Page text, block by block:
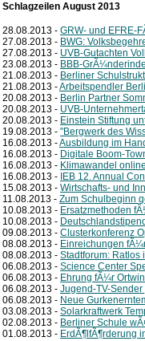
Schlagzeilen August 2013
28.08.2013 - GRW- und EFRE-
27.08.2013 - BWG:
27.08.2013 - UVB-Gutachten
23.08.2013 - BBB-
21.08.2013 - Berliner
21.08.2013 -Arbeitspendler
20.08.2013 - Berlin Partner
20.08.2013 - UVB-
20.08.2013 - Einstein Stiftung
19.08.2013 - "Bergwerk des
16.08.2013 -Ausbildung im
16.08.2013 - Digitale Boom-
16.08.2013 - Klimawandel
16.08.2013 - IEB 12. Annual
15.08.2013 - Wirtschafts- und
11.08.2013 - Zum Schulbeginn
10.08.2013 - Ersatzmethoden
10.08.2013 -
09.08.2013 - Clusterkonferenz
08.08.2013 - Einreichungen
08.08.2013 - Stadtforum: Ratlos
06.08.2013 - Science Center
06.08.2013 - Ehrung fÃ¼r
06.08.2013 - Jugend-TV-Sender
06.08.2013 - Neue
03.08.2013 - Solarkraftwerk
02.08.2013 - Berliner Schule
01.08.2013 - ErdÃ¶lfÃ¶rderung